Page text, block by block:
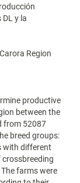
y la
Region
productive
between the
from 52087
breed groups:
with different
crossbreeding
farms were